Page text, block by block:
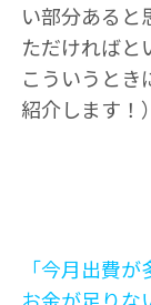
い部分あると
ただければと
こういうとき
紹介します！）
「今月出費